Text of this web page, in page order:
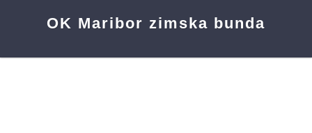
OK Maribor zimska bunda